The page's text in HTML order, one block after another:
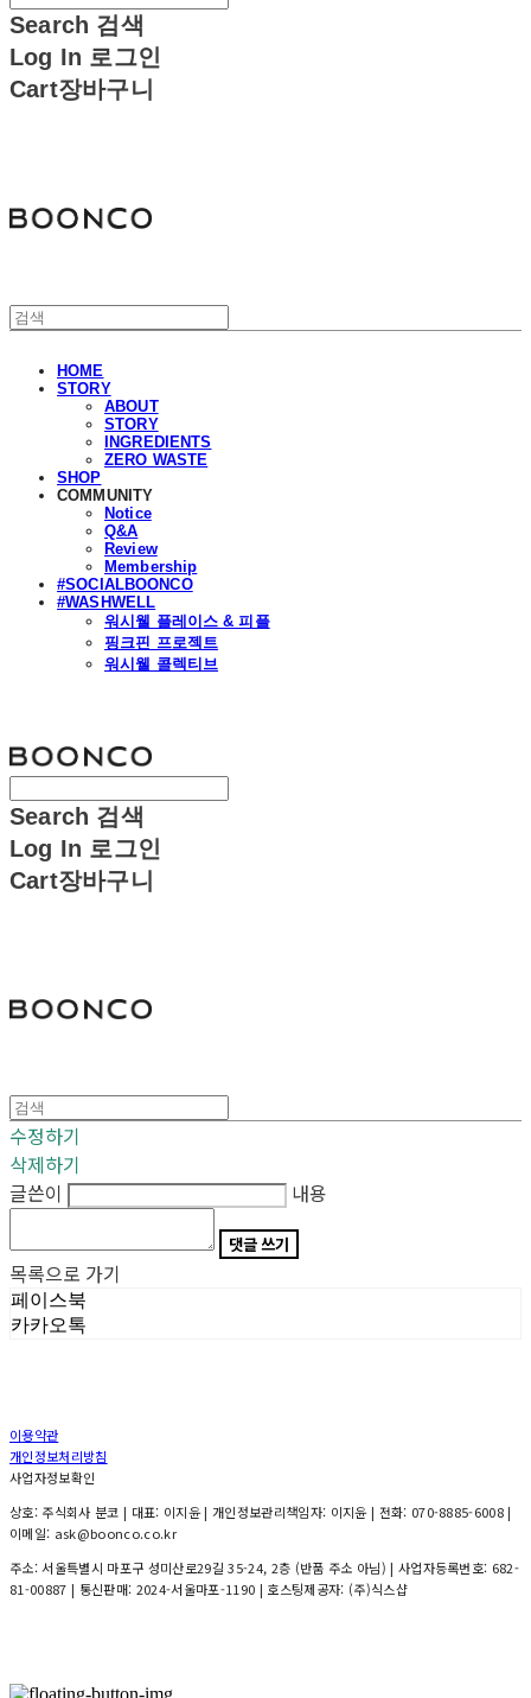
Search 검색
Log In 로그인
Cart장바구니
HOME
STORY
ABOUT
STORY
INGREDIENTS
ZERO WASTE
SHOP
COMMUNITY
Notice
Q&A
Review
Membership
#SOCIALBOONCO
#WASHWELL
워시웰 플레이스 & 피플
핑크핀 프로젝트
워시웰 콜렉티브
Search 검색
Log In 로그인
Cart장바구니
수정하기
삭제하기
글쓴이
내용
댓글 쓰기
목록으로 가기
페이스북
카카오톡
이용약관
개인정보처리방침
사업자정보확인
상호: 주식회사 분코 | 대표: 이지윤 | 개인정보관리책임자: 이지윤 | 전화: 070-8885-6008 |
이메일: ask@boonco.co.kr
주소: 서울특별시 마포구 성미산로29길 35-24, 2층 (반품 주소 아님) | 사업자등록번호: 682-
81-00887 | 통신판매: 2024-서울마포-1190 | 호스팅제공자: (주)식스샵